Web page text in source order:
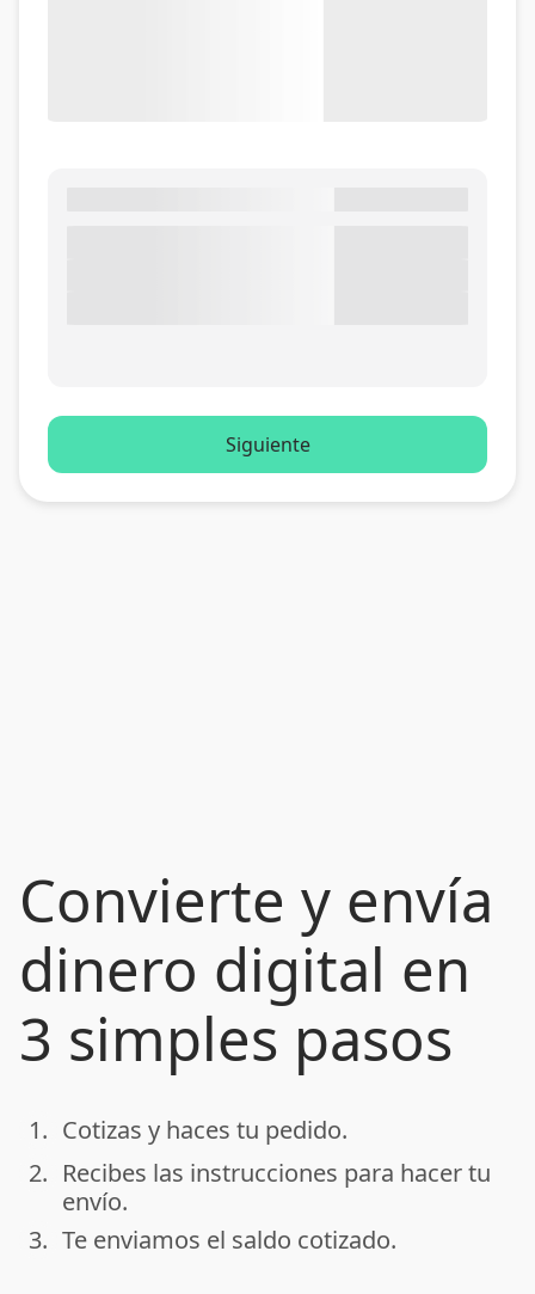
Convierte y envía
dinero digital en
3 simples pasos
done
1. Cotizas y haces tu pedido.
done
2. Recibes las instrucciones para hacer tu
envío.
done
3. Te enviamos el saldo cotizado.
Siguiente